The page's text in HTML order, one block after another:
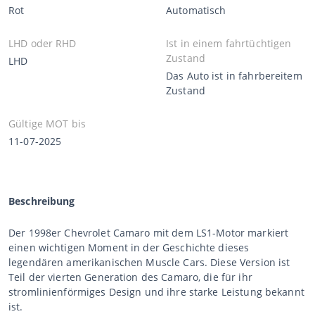
Rot
Automatisch
LHD oder RHD
LHD
Ist in einem fahrtüchtigen
Zustand
Das Auto ist in fahrbereitem
Zustand
Gültige MOT bis
11-07-2025
Beschreibung
Der 1998er Chevrolet Camaro mit dem LS1-Motor markiert
einen wichtigen Moment in der Geschichte dieses
legendären amerikanischen Muscle Cars. Diese Version ist
Teil der vierten Generation des Camaro, die für ihr
stromlinienförmiges Design und ihre starke Leistung bekannt
ist.